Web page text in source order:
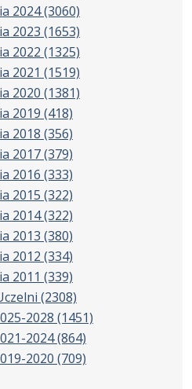
2024(3060)
2023 (1653)
2022 (1325)
2021 (1519)
2020 (1381)
2019 (418)
2018 (356)
2017(379)
2016 (333)
2015 (322)
2014(322)
2013 (380)
2012 (334)
2011 (339)
(2308)
2028 (1451)
2024(864)
2020 (709)